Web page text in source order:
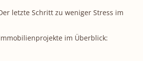
letzte Schritt zu weniger Stress im
im Überblick: